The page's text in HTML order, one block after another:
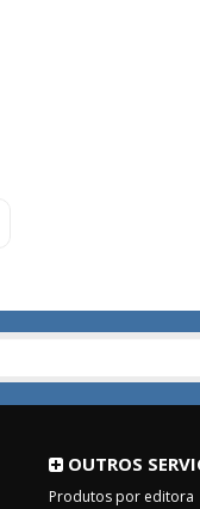
OUTROS
Produtos por editora